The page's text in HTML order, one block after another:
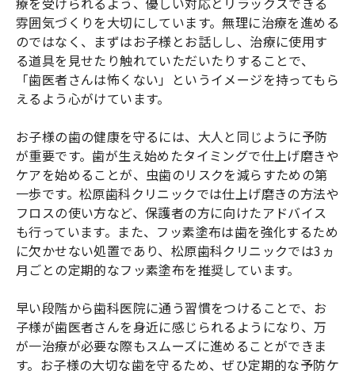
雰囲気づくりを大切にしています。無理に治療を進める
のではなく、まずはお子様とお話しし、治療に使用す
る道具を見せたり触れていただいたりすることで、
「歯医者さんは怖くない」というイメージを持ってもら
えるよう心がけています。
お子様の歯の健康を守るには、大人と同じように予防
が重要です。歯が生え始めたタイミングで仕上げ磨きや
ケアを始めることが、虫歯のリスクを減らすための第
一歩です。松原歯科クリニックでは仕上げ磨きの方法や
フロスの使い方など、保護者の方に向けたアドバイス
も行っています。また、フッ素塗布は歯を強化するため
に欠かせない処置であり、松原歯科クリニックでは3ヵ
月ごとの定期的なフッ素塗布を推奨しています。
早い段階から歯科医院に通う習慣をつけることで、お
子様が歯医者さんを身近に感じられるようになり、万
が一治療が必要な際もスムーズに進めることができま
す。お子様の大切な歯を守るため、ぜひ定期的な予防ケ